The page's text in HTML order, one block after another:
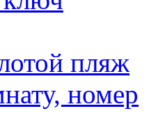
пляж
номер